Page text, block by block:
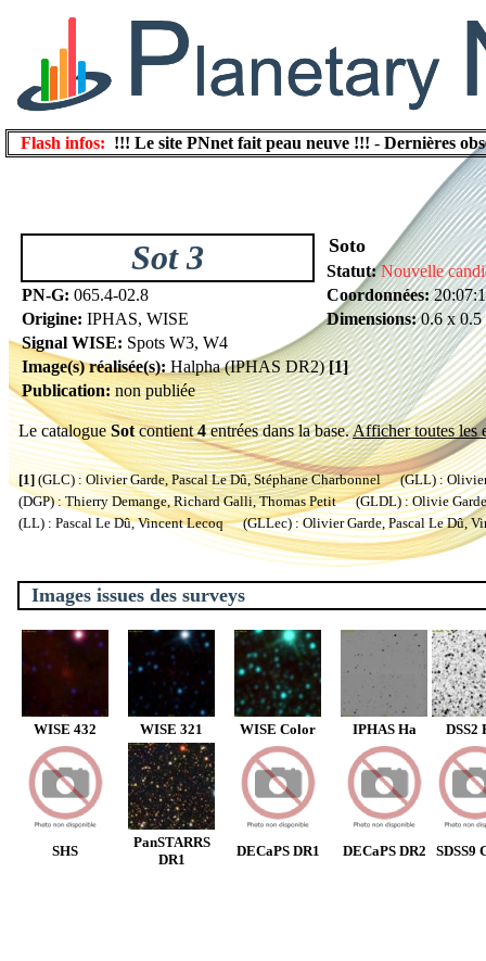
Flash infos: !!! Le site PNnet fait peau neuve !!! - Dernières
Sot 3 Soto
Statut: Nouvelle
PN-G: 065.4-02.8 Coordonnées:
Origine: IPHAS, WISE Dimensions:0.6 x 0.5
Signal WISE: Spots W3, W4
Image(s) réalisée(s): Halpha (IPHAS DR2)[1]
Publication:non publiée
Le catalogueSotcontient4entrées dans la base.Afficher toutes les
[1](GLC) : Olivier Garde, Pascal Le Dû, Stéphane Charbonnel (GLL) :
(DGP) : Thierry Demange, Richard Galli, Thomas Petit (GLDL) : Olivie
(LL) : Pascal Le Dû, Vincent Lecoq (GLLec) : Olivier Garde, Pascal Le Dû,
Images issues des surveys
WISE 432 WISE 321 WISE Color IPHAS Ha DSS2
SHS
PanSTARRS
DR1
DECaPS DR1 DECaPS DR2 SDSS9